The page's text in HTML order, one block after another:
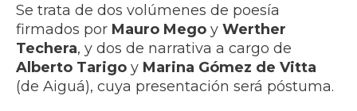
Se trata de dos volúmenes de poesía
firmados por Mauro Mego y Werther
Techera, y dos de narrativa a cargo de
Alberto Tarigo y Marina Gómez de Vitta
(de Aiguá), cuya presentación será póstuma.